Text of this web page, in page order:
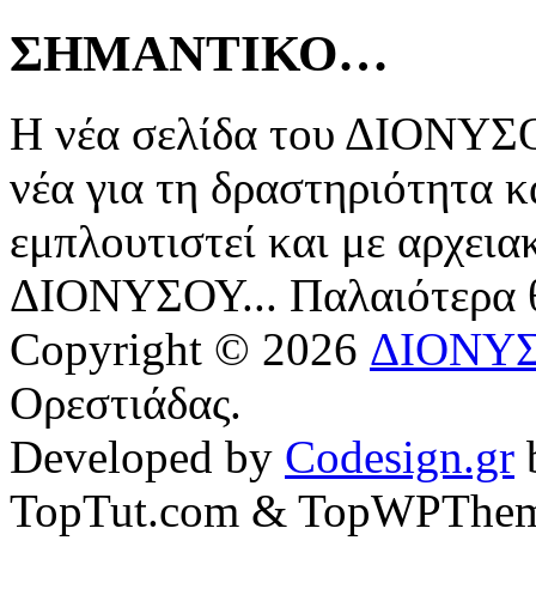
ΣΗΜΑΝΤΙΚΟ…
Η νέα σελίδα του
νέα για τη δραστηριότητα
εμπλουτιστεί και με
ΔΙΟΝΥΣΟΥ... Παλαιότερα
Copyright © 2026
Ορεστιάδας.
Developed by Codesign.gr
TopTut.com &